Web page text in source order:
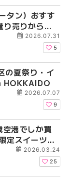
タン）おすす
売りから最
2026.07.31
5
の夏祭り・イ
HOKKAIDO
2026.07.07
9
港でしか買
定スイーツ・
HOKKAIDO
2026.03.24
25
夏 札幌市手稲
まとめ |
夏 札幌市南区
とめ | MouLa
夏 札幌市清田
まとめ |
夏 札幌市手稲
まとめ |
夏 札幌市清田
まとめ |
麻辣湯（マーラ
店6選！本場の
まで徹底比較 |